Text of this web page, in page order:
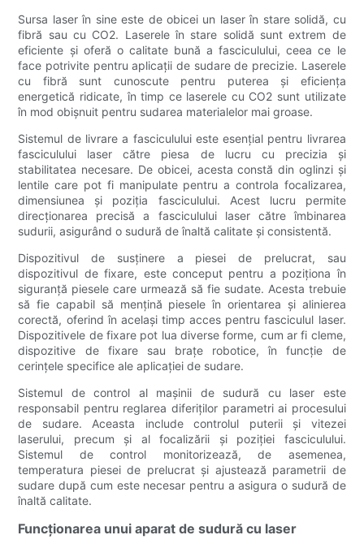
Sursa laser în sine este de obicei un laser în stare solidă, cu
fibră sau cu CO2. Laserele în stare solidă sunt extrem de
eficiente și oferă o calitate bună a fasciculului, ceea ce le
face potrivite pentru aplicații de sudare de precizie. Laserele
cu fibră sunt cunoscute pentru puterea și eficiența
energetică ridicate, în timp ce laserele cu CO2 sunt utilizate
în mod obișnuit pentru sudarea materialelor mai groase.
Sistemul de livrare a fasciculului este esențial pentru livrarea
fasciculului laser către piesa de lucru cu precizia și
stabilitatea necesare. De obicei, acesta constă din oglinzi și
lentile care pot fi manipulate pentru a controla focalizarea,
dimensiunea și poziția fasciculului. Acest lucru permite
direcționarea precisă a fasciculului laser către îmbinarea
sudurii, asigurând o sudură de înaltă calitate și consistentă.
Dispozitivul de susținere a piesei de prelucrat, sau
dispozitivul de fixare, este conceput pentru a poziționa în
siguranță piesele care urmează să fie sudate. Acesta trebuie
să fie capabil să mențină piesele în orientarea și alinierea
corectă, oferind în același timp acces pentru fasciculul laser.
Dispozitivele de fixare pot lua diverse forme, cum ar fi cleme,
dispozitive de fixare sau brațe robotice, în funcție de
cerințele specifice ale aplicației de sudare.
Sistemul de control al mașinii de sudură cu laser este
responsabil pentru reglarea diferiților parametri ai procesului
de sudare. Aceasta include controlul puterii și vitezei
laserului, precum și al focalizării și poziției fasciculului.
Sistemul de control monitorizează, de asemenea,
temperatura piesei de prelucrat și ajustează parametrii de
sudare după cum este necesar pentru a asigura o sudură de
înaltă calitate.
Funcționarea unui aparat de sudură cu laser